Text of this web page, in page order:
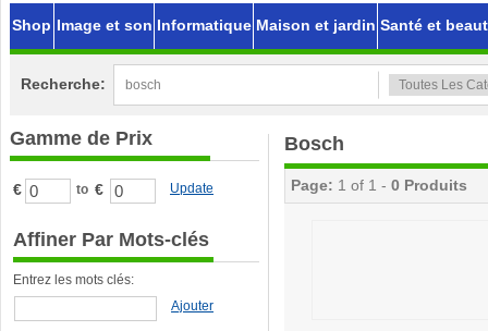
Shop Image et son Informatique Maison et jardin Santé et
Recherche:
Gamme de Prix
€ to € Update
Affiner Par Mots-clés
Entrez les mots clés:
Ajouter
Bosch
Page: 1 of 1 - 0 Produits